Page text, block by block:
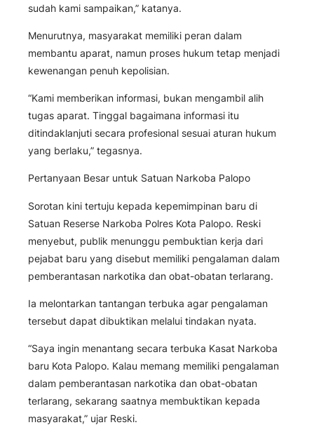
sudah kami sampaikan,” katanya.
Menurutnya, masyarakat memiliki peran dalam
membantu aparat, namun proses hukum tetap menjadi
kewenangan penuh kepolisian.
“Kami memberikan informasi, bukan mengambil alih
tugas aparat. Tinggal bagaimana informasi itu
ditindaklanjuti secara profesional sesuai aturan hukum
yang berlaku,” tegasnya.
Pertanyaan Besar untuk Satuan Narkoba Palopo
Sorotan kini tertuju kepada kepemimpinan baru di
Satuan Reserse Narkoba Polres Kota Palopo. Reski
menyebut, publik menunggu pembuktian kerja dari
pejabat baru yang disebut memiliki pengalaman dalam
pemberantasan narkotika dan obat-obatan terlarang.
Ia melontarkan tantangan terbuka agar pengalaman
tersebut dapat dibuktikan melalui tindakan nyata.
“Saya ingin menantang secara terbuka Kasat Narkoba
baru Kota Palopo. Kalau memang memiliki pengalaman
dalam pemberantasan narkotika dan obat-obatan
terlarang, sekarang saatnya membuktikan kepada
masyarakat,” ujar Reski.